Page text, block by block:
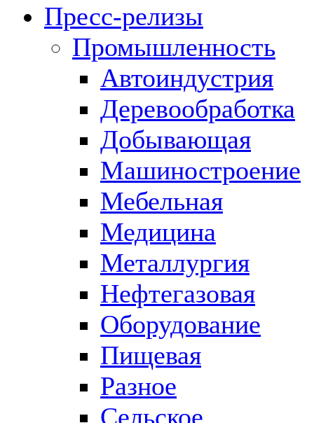
Пресс-релизы
Промышленность
Автоиндустрия
Деревообработка
Добывающая
Машиностроение
Мебельная
Медицина
Металлургия
Нефтегазовая
Оборудование
Пищевая
Разное
Сельское